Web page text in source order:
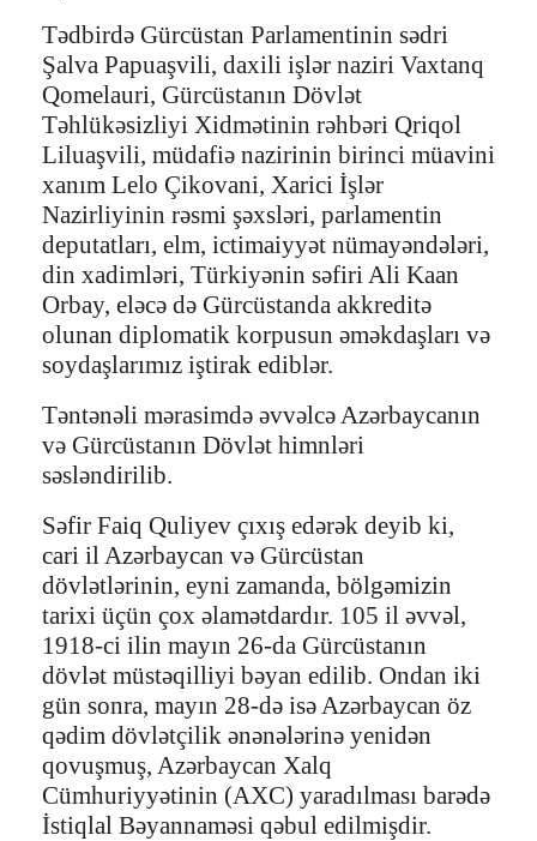
Tədbirdə Gürcüstan Parlamentinin sədri
Şalva Papuaşvili, daxili işlər naziri Vaxtanq
Qomelauri, Gürcüstanın Dövlət
Təhlükəsizliyi Xidmətinin rəhbəri Qriqol
Liluaşvili, müdafiə nazirinin birinci müavini
xanım Lelo Çikovani, Xarici İşlər
Nazirliyinin rəsmi şəxsləri, parlamentin
deputatları, elm, ictimaiyyət nümayəndələri,
din xadimləri, Türkiyənin səfiri Ali Kaan
Orbay, eləcə də Gürcüstanda akkreditə
olunan diplomatik korpusun əməkdaşları və
soydaşlarımız iştirak ediblər.
Təntənəli mərasimdə əvvəlcə Azərbaycanın
və Gürcüstanın Dövlət himnləri
səsləndirilib.
Səfir Faiq Quliyev çıxış edərək deyib ki,
cari il Azərbaycan və Gürcüstan
dövlətlərinin, eyni zamanda, bölgəmizin
tarixi üçün çox əlamətdardır. 105 il əvvəl,
1918-ci ilin mayın 26-da Gürcüstanın
dövlət müstəqilliyi bəyan edilib. Ondan iki
gün sonra, mayın 28-də isə Azərbaycan öz
qədim dövlətçilik ənənələrinə yenidən
qovuşmuş, Azərbaycan Xalq
Cümhuriyyətinin (AXC) yaradılması barədə
İstiqlal Bəyannaməsi qəbul edilmişdir.